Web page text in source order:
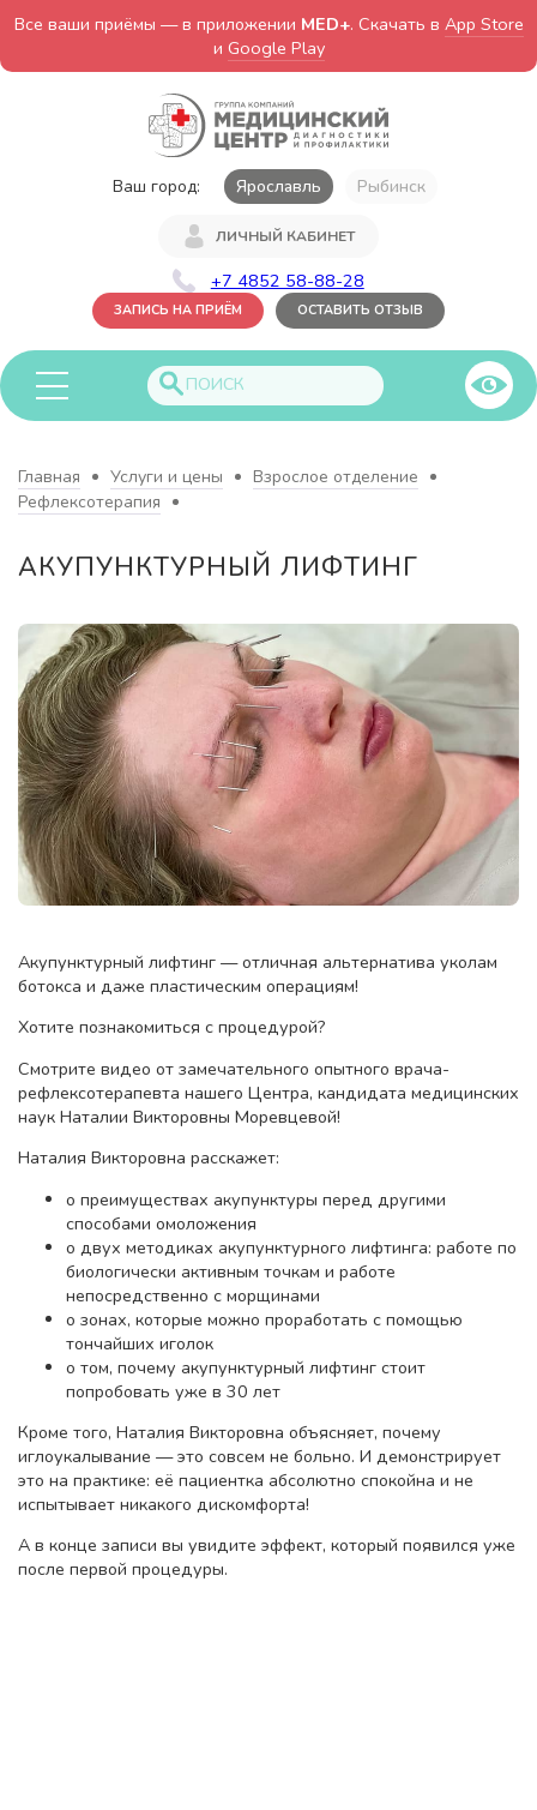
Все ваши приёмы — в приложении MED+. Скачать в App Store
и Google Play
Ваш город: Ярославль Рыбинск
ЛИЧНЫЙ КАБИНЕТ
+7 4852 58-88-28
ЗАПИСЬ НА ПРИЁМ ОСТАВИТЬ ОТЗЫВ
Главная Услуги и цены
Взрослое отделение
Рефлексотерапия
АКУПУНКТУРНЫЙ ЛИФТИНГ
Акупунктурный лифтинг — отличная альтернатива уколам
ботокса и даже пластическим операциям!
Хотите познакомиться с процедурой?
Смотрите видео от замечательного опытного врача-
рефлексотерапевта нашего Центра, кандидата медицинских
наук Наталии Викторовны Моревцевой!
Наталия Викторовна расскажет:
о преимуществах акупунктуры перед другими
способами омоложения
о двух методиках акупунктурного лифтинга: работе по
биологически активным точкам и работе
непосредственно с морщинами
о зонах, которые можно проработать с помощью
тончайших иголок
о том, почему акупунктурный лифтинг стоит
попробовать уже в 30 лет
Кроме того, Наталия Викторовна объясняет, почему
иглоукалывание — это совсем не больно. И демонстрирует
это на практике: её пациентка абсолютно спокойна и не
испытывает никакого дискомфорта!
А в конце записи вы увидите эффект, который появился уже
после первой процедуры.